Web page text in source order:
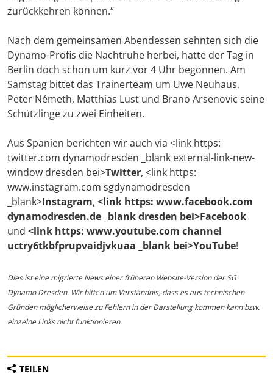
zurückkehren können.“
Nach dem gemeinsamen Abendessen sehnten sich die
Dynamo-Profis die Nachtruhe herbei, hatte der Tag in
Berlin doch schon um kurz vor 4 Uhr begonnen. Am
Samstag bittet das Trainerteam um Uwe Neuhaus,
Peter Németh, Matthias Lust und Brano Arsenovic seine
Schützlinge zu zwei Einheiten.
Aus Spanien berichten wir auch via <link https:
twitter.com dynamodresden _blank external-link-new-
window dresden bei>Twitter, <link https:
www.instagram.com sgdynamodresden
_blank>Instagram, <link https: www.facebook.com
dynamodresden.de _blank dresden bei>Facebook
und <link https: www.youtube.com channel
uctry6tkbfprupvaidjvkuaa _blank bei>YouTube!
Dies ist eine migrierte News einer früheren Website-Version der SG
Dynamo Dresden. Wir bitten um Verständnis, dass es aus technischen
Gründen möglicherweise zu Fehlern in der Darstellung kommen kann bzw.
einzelne Links nicht funktionieren.
TEILEN